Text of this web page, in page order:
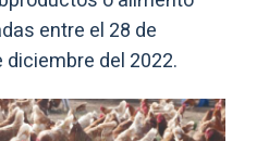
entre el 28 de
diciembre del 2022.